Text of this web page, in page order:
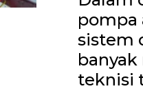
pompa
sistem
teknisi